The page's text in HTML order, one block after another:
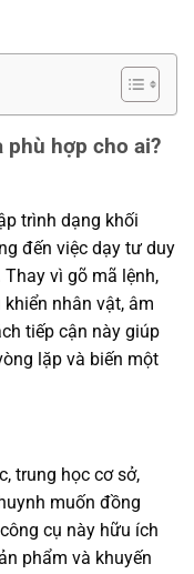
phù hợp cho ai?
trình dạng khối
đến việc dạy tư duy
vì gõ mã lệnh,
nhân vật, âm
tiếp cận này giúp
lặp và biến một
trung học cơ sở,
muốn đồng
cụ này hữu ích
phẩm và khuyến